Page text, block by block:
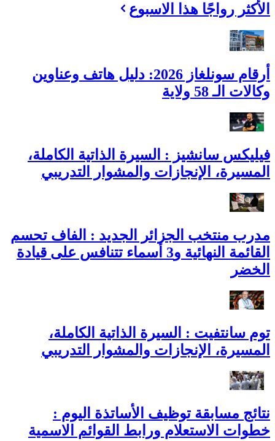
الأكثر رواجًا هذا الاسبوع
أرقام سونلغاز 2026: دليل هاتف وعناوين
وكالات الـ 58 ولاية
فيليكس سانشيز : السيرة الذاتية الكاملة،
المسيرة، الإنجازات والمشوار التدريبي
مدرب منتخب الجزائر الجديد : الفاف تحسم
القائمة النهائية و3 أسماء تتنافس على قيادة
الخضر
توم سانتفيت : السيرة الذاتية الكاملة،
المسيرة، الإنجازات والمشوار التدريبي
نتائج مسابقة توظيف الأساتذة اليوم :
خطوات الاستعلام ورابط القوائم الاسمية